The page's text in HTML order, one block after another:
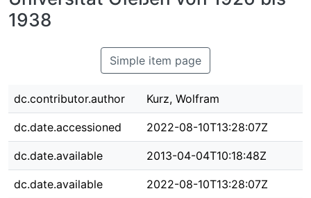
1938
Simple item page
dc.contributor.author Kurz, Wolfram
dc.date.accessioned 2022-08-10T13:28:07Z
dc.date.available 2013-04-04T10:18:48Z
dc.date.available 2022-08-10T13:28:07Z